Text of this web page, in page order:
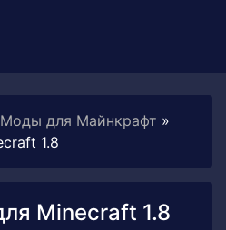
Моды для Майнкрафт »
1.8
Minecraft 1.8